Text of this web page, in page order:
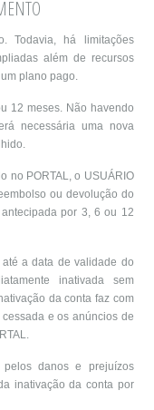
Todavia, há limitações
além de recursos
plano pago.
12 meses. Não havendo
necessária uma nova
no PORTAL, o USUÁRIO
ou devolução do
por 3, 6 ou 12
a data de validade do
inativada sem
da conta faz com
e os anúncios de
pelos danos e prejuízos
inativação da conta por